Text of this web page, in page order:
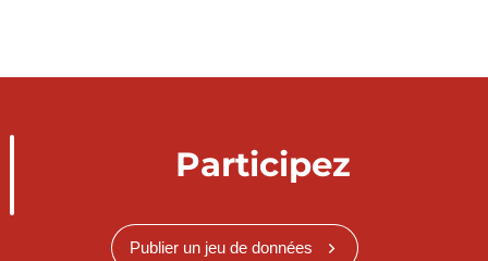
Participez
Publier un jeu de données